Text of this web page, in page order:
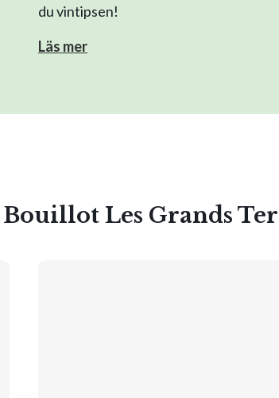
du vintipsen!
Läs mer
Les Grands